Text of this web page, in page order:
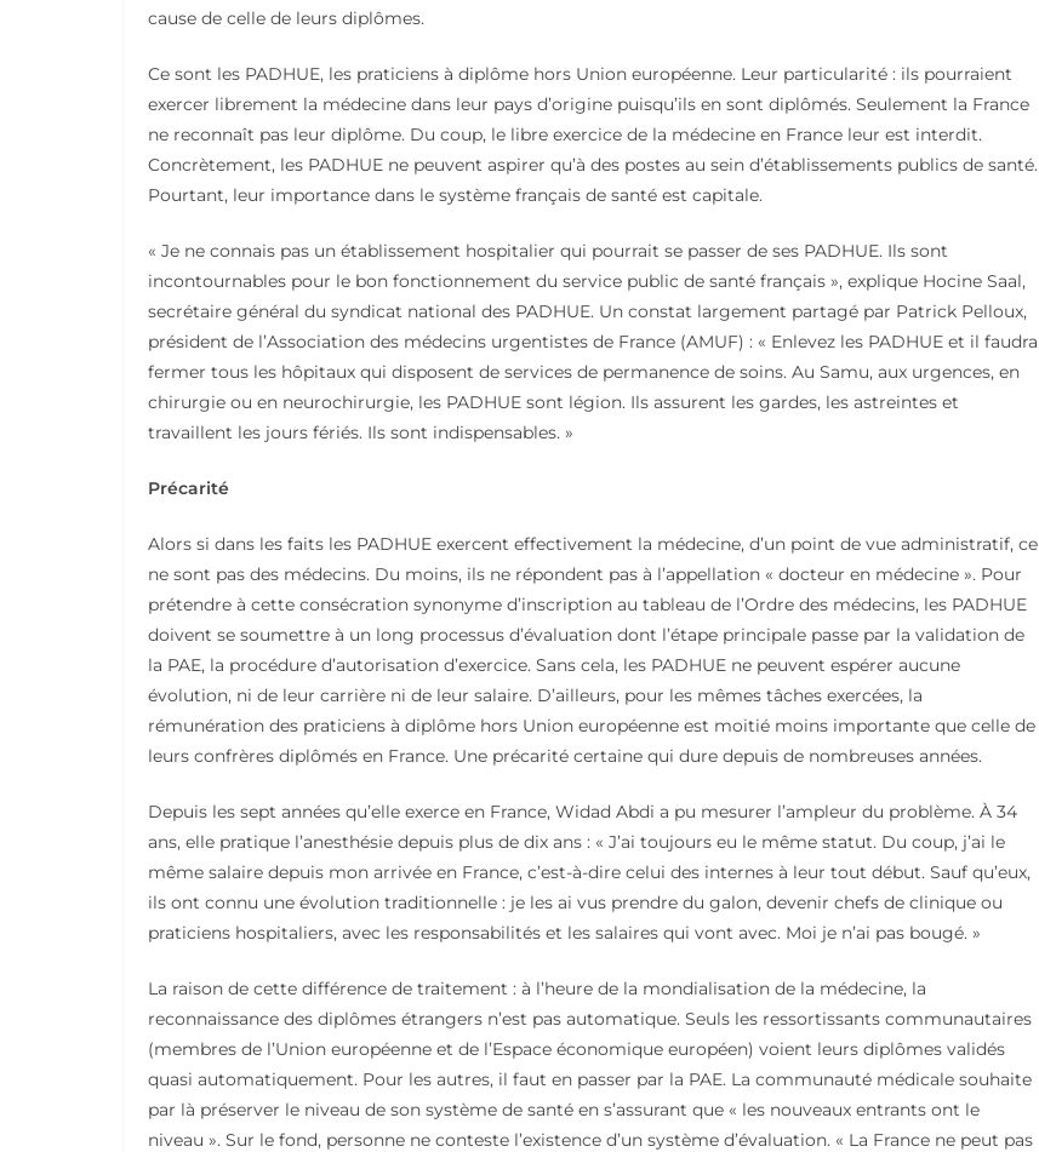
cause de celle de leurs diplômes.
Ce sont les PADHUE, les praticiens à diplôme hors Union européenne. Leur particularité : ils pourraient
exercer librement la médecine dans leur pays d’origine puisqu’ils en sont diplômés. Seulement la France
ne reconnaît pas leur diplôme. Du coup, le libre exercice de la médecine en France leur est interdit.
Concrètement, les PADHUE ne peuvent aspirer qu’à des postes au sein d’établissements publics de santé.
Pourtant, leur importance dans le système français de santé est capitale.
« Je ne connais pas un établissement hospitalier qui pourrait se passer de ses PADHUE. Ils sont
incontournables pour le bon fonctionnement du service public de santé français », explique Hocine Saal,
secrétaire général du syndicat national des PADHUE. Un constat largement partagé par Patrick Pelloux,
président de l’Association des médecins urgentistes de France (AMUF) : « Enlevez les PADHUE et il faudra
fermer tous les hôpitaux qui disposent de services de permanence de soins. Au Samu, aux urgences, en
chirurgie ou en neurochirurgie, les PADHUE sont légion. Ils assurent les gardes, les astreintes et
travaillent les jours fériés. Ils sont indispensables. »
Précarité
Alors si dans les faits les PADHUE exercent effectivement la médecine, d’un point de vue administratif, ce
ne sont pas des médecins. Du moins, ils ne répondent pas à l’appellation « docteur en médecine ». Pour
prétendre à cette consécration synonyme d’inscription au tableau de l’Ordre des médecins, les PADHUE
doivent se soumettre à un long processus d’évaluation dont l’étape principale passe par la validation de
la PAE, la procédure d’autorisation d’exercice. Sans cela, les PADHUE ne peuvent espérer aucune
évolution, ni de leur carrière ni de leur salaire. D’ailleurs, pour les mêmes tâches exercées, la
rémunération des praticiens à diplôme hors Union européenne est moitié moins importante que celle de
leurs confrères diplômés en France. Une précarité certaine qui dure depuis de nombreuses années.
Depuis les sept années qu’elle exerce en France, Widad Abdi a pu mesurer l’ampleur du problème. À 34
ans, elle pratique l’anesthésie depuis plus de dix ans : « J’ai toujours eu le même statut. Du coup, j’ai le
même salaire depuis mon arrivée en France, c’est-à-dire celui des internes à leur tout début. Sauf qu’eux,
ils ont connu une évolution traditionnelle : je les ai vus prendre du galon, devenir chefs de clinique ou
praticiens hospitaliers, avec les responsabilités et les salaires qui vont avec. Moi je n’ai pas bougé. »
La raison de cette différence de traitement : à l’heure de la mondialisation de la médecine, la
reconnaissance des diplômes étrangers n’est pas automatique. Seuls les ressortissants communautaires
(membres de l’Union européenne et de l’Espace économique européen) voient leurs diplômes validés
quasi automatiquement. Pour les autres, il faut en passer par la PAE. La communauté médicale souhaite
par là préserver le niveau de son système de santé en s’assurant que « les nouveaux entrants ont le
niveau ». Sur le fond, personne ne conteste l’existence d’un système d’évaluation. « La France ne peut pas